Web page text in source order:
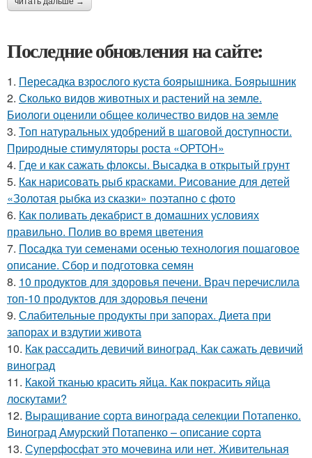
Последние обновления на сайте:
1. Пересадка взрослого куста боярышника. Боярышник
2. Сколько видов животных и растений на земле.
Биологи оценили общее количество видов на земле
3. Топ натуральных удобрений в шаговой доступности.
Природные стимуляторы роста «ОРТОН»
4. Где и как сажать флоксы. Высадка в открытый грунт
5. Как нарисовать рыб красками. Рисование для детей
«Золотая рыбка из сказки» поэтапно с фото
6. Как поливать декабрист в домашних условиях
правильно. Полив во время цветения
7. Посадка туи семенами осенью технология пошаговое
описание. Сбор и подготовка семян
8. 10 продуктов для здоровья печени. Врач перечислила
топ-10 продуктов для здоровья печени
9. Слабительные продукты при запорах. Диета при
запорах и вздутии живота
10. Как рассадить девичий виноград. Как сажать девичий
виноград
11. Какой тканью красить яйца. Как покрасить яйца
лоскутами?
12. Выращивание сорта винограда селекции Потапенко.
Виноград Амурский Потапенко – описание сорта
13. Суперфосфат это мочевина или нет. Живительная